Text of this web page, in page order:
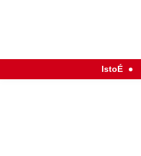
IstoÉ